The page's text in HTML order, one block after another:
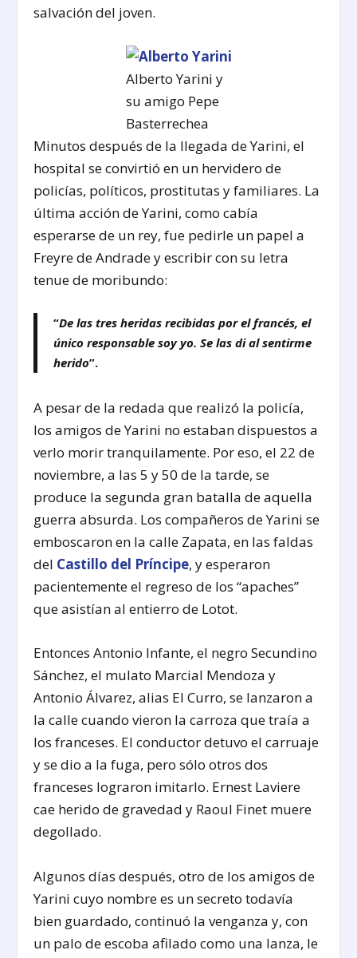
salvación del joven.
Alberto Yarini y
su amigo Pepe
Basterrechea
Minutos después de la llegada de Yarini, el
hospital se convirtió en un hervidero de
policías, políticos, prostitutas y familiares. La
última acción de Yarini, como cabía
esperarse de un rey, fue pedirle un papel a
Freyre de Andrade y escribir con su letra
tenue de moribundo:
“De las tres heridas recibidas por el francés, el
único responsable soy yo. Se las di al sentirme
herido”.
A pesar de la redada que realizó la policía,
los amigos de Yarini no estaban dispuestos a
verlo morir tranquilamente. Por eso, el 22 de
noviembre, a las 5 y 50 de la tarde, se
produce la segunda gran batalla de aquella
guerra absurda. Los compañeros de Yarini se
emboscaron en la calle Zapata, en las faldas
del Castillo del Príncipe, y esperaron
pacientemente el regreso de los “apaches”
que asistían al entierro de Lotot.
Entonces Antonio Infante, el negro Secundino
Sánchez, el mulato Marcial Mendoza y
Antonio Álvarez, alias El Curro, se lanzaron a
la calle cuando vieron la carroza que traía a
los franceses. El conductor detuvo el carruaje
y se dio a la fuga, pero sólo otros dos
franceses lograron imitarlo. Ernest Laviere
cae herido de gravedad y Raoul Finet muere
degollado.
Algunos días después, otro de los amigos de
Yarini cuyo nombre es un secreto todavía
bien guardado, continuó la venganza y, con
un palo de escoba afilado como una lanza, le